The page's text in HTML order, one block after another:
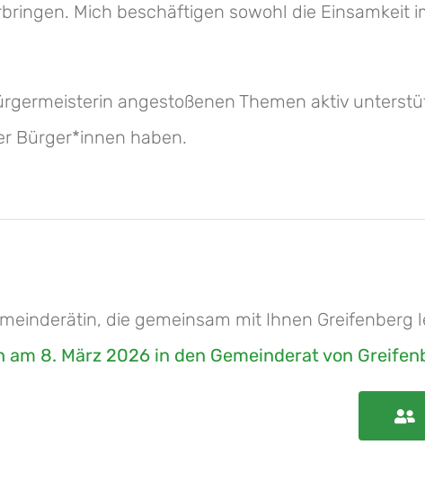
Mich beschäftigen sowohl die Einsamkeit
angestoßenen Themen aktiv
Bürger*innen haben.
die gemeinsam mit Ihnen Greifenberg
8. März 2026 in den Gemeinderat von